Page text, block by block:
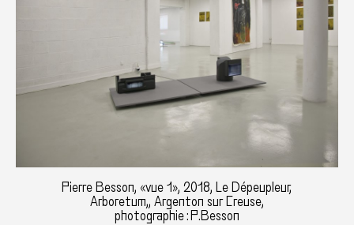
Pierre Besson, «vue 1», 2018, Le Dépeupleur,
Arboretum,, Argenton sur Creuse,
photographie : P.Besson